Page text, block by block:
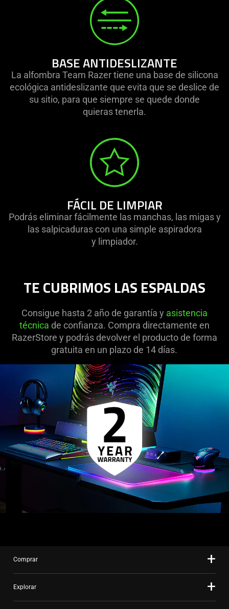
BASE ANTIDESLIZANTE
La alfombra Team Razer tiene una base de silicona
ecológica antideslizante que evita que se deslice de
su sitio, para que siempre se quede donde
quieras tenerla.
FÁCIL DE LIMPIAR
Podrás eliminar fácilmente las manchas, las migas y
las salpicaduras con una simple aspiradora
y limpiador.
TE CUBRIMOS LAS ESPALDAS
Consigue hasta 2 año de garantía y asistencia
técnica de confianza. Compra directamente en
RazerStore y podrás devolver el producto de forma
gratuita en un plazo de 14 días.
Comprar
Explorar